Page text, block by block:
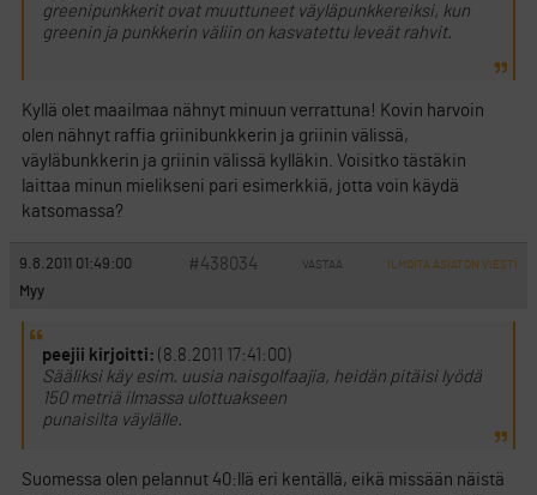
greenipunkkerit ovat muuttuneet väyläpunkkereiksi, kun
greenin ja punkkerin väliin on kasvatettu leveät rahvit.
Kyllä olet maailmaa nähnyt minuun verrattuna! Kovin harvoin
olen nähnyt raffia griinibunkkerin ja griinin välissä,
väyläbunkkerin ja griinin välissä kylläkin. Voisitko tästäkin
laittaa minun mielikseni pari esimerkkiä, jotta voin käydä
katsomassa?
9.8.2011 01:49:00 #438034 VASTAA ILMOITA ASIATON VIESTI
Myy
peejii kirjoitti: (8.8.2011 17:41:00)
Sääliksi käy esim. uusia naisgolfaajia, heidän pitäisi lyödä
150 metriä ilmassa ulottuakseen
punaisilta väylälle.
Suomessa olen pelannut 40:llä eri kentällä, eikä missään näistä